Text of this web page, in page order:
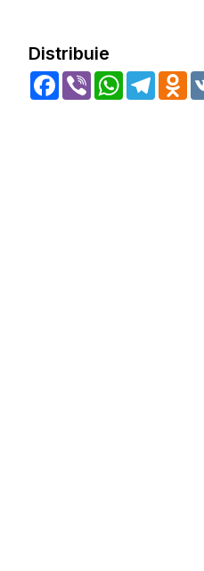
Distribuie
Facebook
Viber WhatsApp